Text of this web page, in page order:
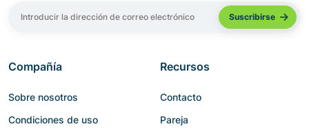
Compañía
Sobre nosotros
Condiciones de uso
Recursos
Contacto
Pareja